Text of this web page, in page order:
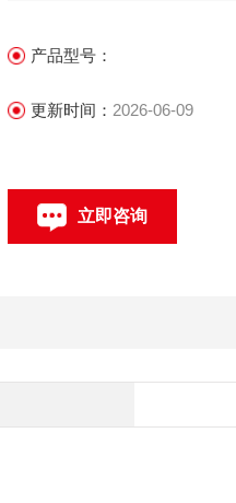
产品型号：
更新时间： 2026-06-09
立即咨询